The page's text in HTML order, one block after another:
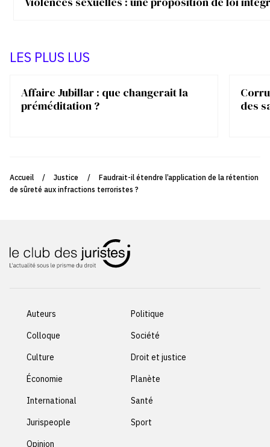
LES PLUS LUS
Affaire Jubillar : que changerait la
préméditation ?
des
Accueil / Justice /
Faudrait-il étendre l’application de la rétention
de sûreté aux infractions terroristes ?
Auteurs
Colloque
Culture
Économie
International
Jurispeople
Opinion
Politique
Société
Droit et justice
Planète
Santé
Sport